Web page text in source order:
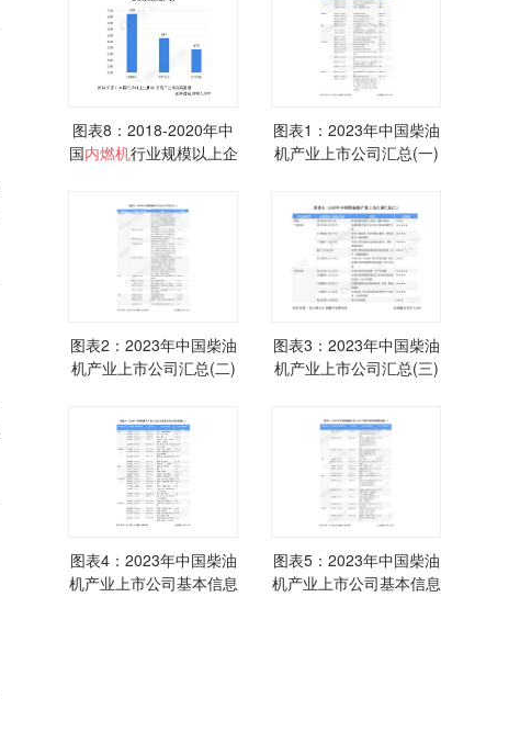
图表8：2018-2020年中
国内燃机行业规模以上企
图表1：2023年中国柴油
机产业上市公司汇总(一)
图表2：2023年中国柴油
机产业上市公司汇总(二)
图表3：2023年中国柴油
机产业上市公司汇总(三)
图表4：2023年中国柴油
机产业上市公司基本信息
图表5：2023年中国柴油
机产业上市公司基本信息